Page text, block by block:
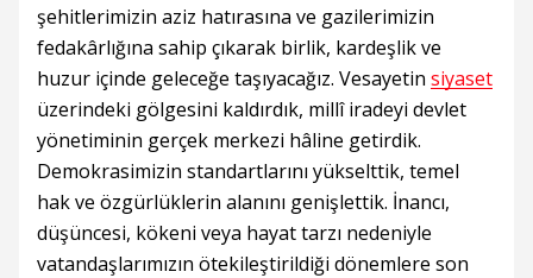
şehitlerimizin aziz hatırasına ve gazilerimizin
fedakârlığına sahip çıkarak birlik, kardeşlik ve
huzur içinde geleceğe taşıyacağız. Vesayetin siyaset
üzerindeki gölgesini kaldırdık, millî iradeyi devlet
yönetiminin gerçek merkezi hâline getirdik.
Demokrasimizin standartlarını yükselttik, temel
hak ve özgürlüklerin alanını genişlettik. İnancı,
düşüncesi, kökeni veya hayat tarzı nedeniyle
vatandaşlarımızın ötekileştirildiği dönemlere son